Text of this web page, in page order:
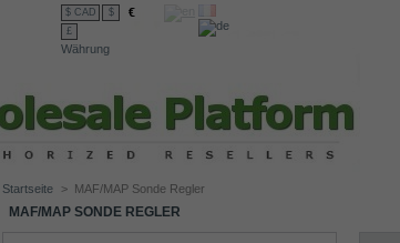
$ CAD $ €
£
Währung
Startseite > MAF/MAP Sonde Regler
MAF/MAP SONDE REGLER